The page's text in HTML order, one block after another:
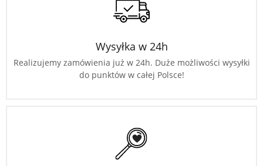
Wysyłka w 24h
Realizujemy zamówienia już w 24h. Duże możliwości wysyłki
do punktów w całej Polsce!